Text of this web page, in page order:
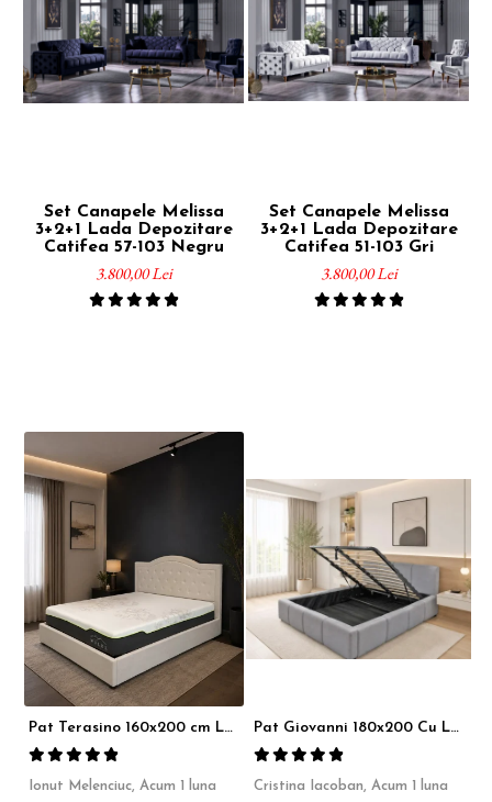
Set Canapele Melissa
3+2+1 Lada Depozitare
Catifea 57-103 Negru
3.800,00 Lei
Set Canapele Melissa
3+2+1 Lada Depozitare
Catifea 51-103 Gri
3.800,00 Lei
Pat Terasino 160x200 cm Lada Depozitare Tapitat Stofa Bej Somiera Inclusa
Ionut Melenciuc, Acum 1 luna
Pat Giovanni 180x200 Cu Lada De Depozitare Tapitat Catifea Gri Somiera Inclusa
Cristina Iacoban, Acum 1 luna